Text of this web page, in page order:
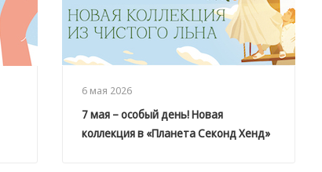
6 мая 2026
7 мая – особый день! Новая
коллекция в «Планета Секонд Хенд»